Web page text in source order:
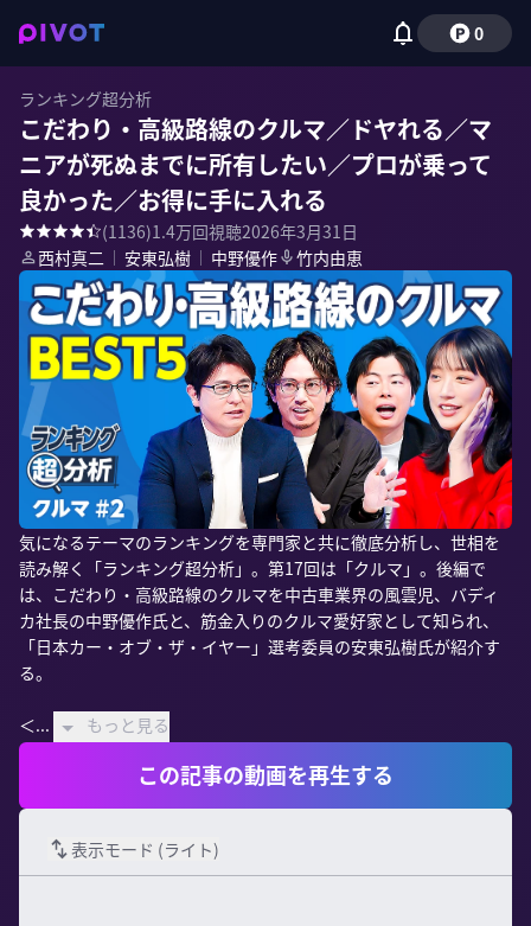
0
ランキング超分析
こだわり・高級路線のクルマ／ドヤれる／マ
ニアが死ぬまでに所有したい／プロが乗って
良かった／お得に手に入れる
(1136)1.4万回視聴2026年3月31日
西村真二 ｜ 安東弘樹 ｜ 中野優作 竹内由恵
気になるテーマのランキングを専門家と共に徹底分析し、世相を
読み解く「ランキング超分析」。第17回は「クルマ」。後編で
は、こだわり・高級路線のクルマを中古車業界の風雲児、バディ
カ社長の中野優作氏と、筋金入りのクルマ愛好家として知られ、
「日本カー・オブ・ザ・イヤー」選考委員の安東弘樹氏が紹介す
る。
＜... もっと見る
この記事の動画を再生する
表示モード (ライト)